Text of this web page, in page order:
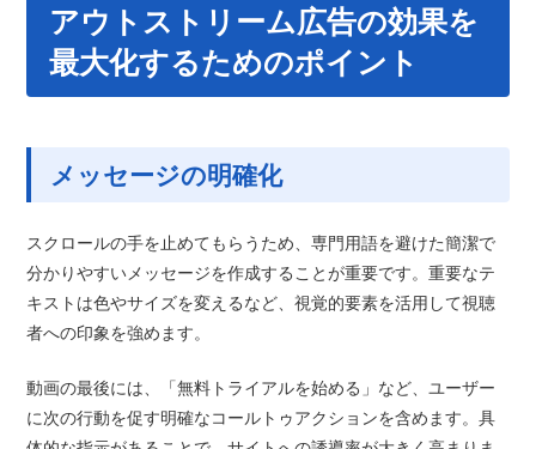
アウトストリーム広告の効果を
最大化するためのポイント
メッセージの明確化
スクロールの手を止めてもらうため、専門用語を避けた簡潔で
分かりやすいメッセージを作成することが重要です。重要なテ
キストは色やサイズを変えるなど、視覚的要素を活用して視聴
者への印象を強めます。
動画の最後には、「無料トライアルを始める」など、ユーザー
に次の行動を促す明確なコールトゥアクションを含めます。具